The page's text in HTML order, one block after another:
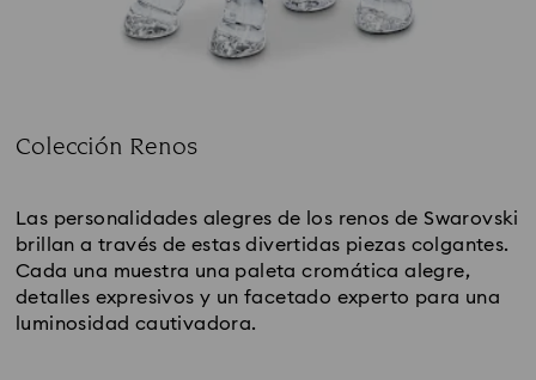
Colección Renos
Las personalidades alegres de los renos de Swarovski
brillan a través de estas divertidas piezas colgantes.
Cada una muestra una paleta cromática alegre,
detalles expresivos y un facetado experto para una
luminosidad cautivadora.